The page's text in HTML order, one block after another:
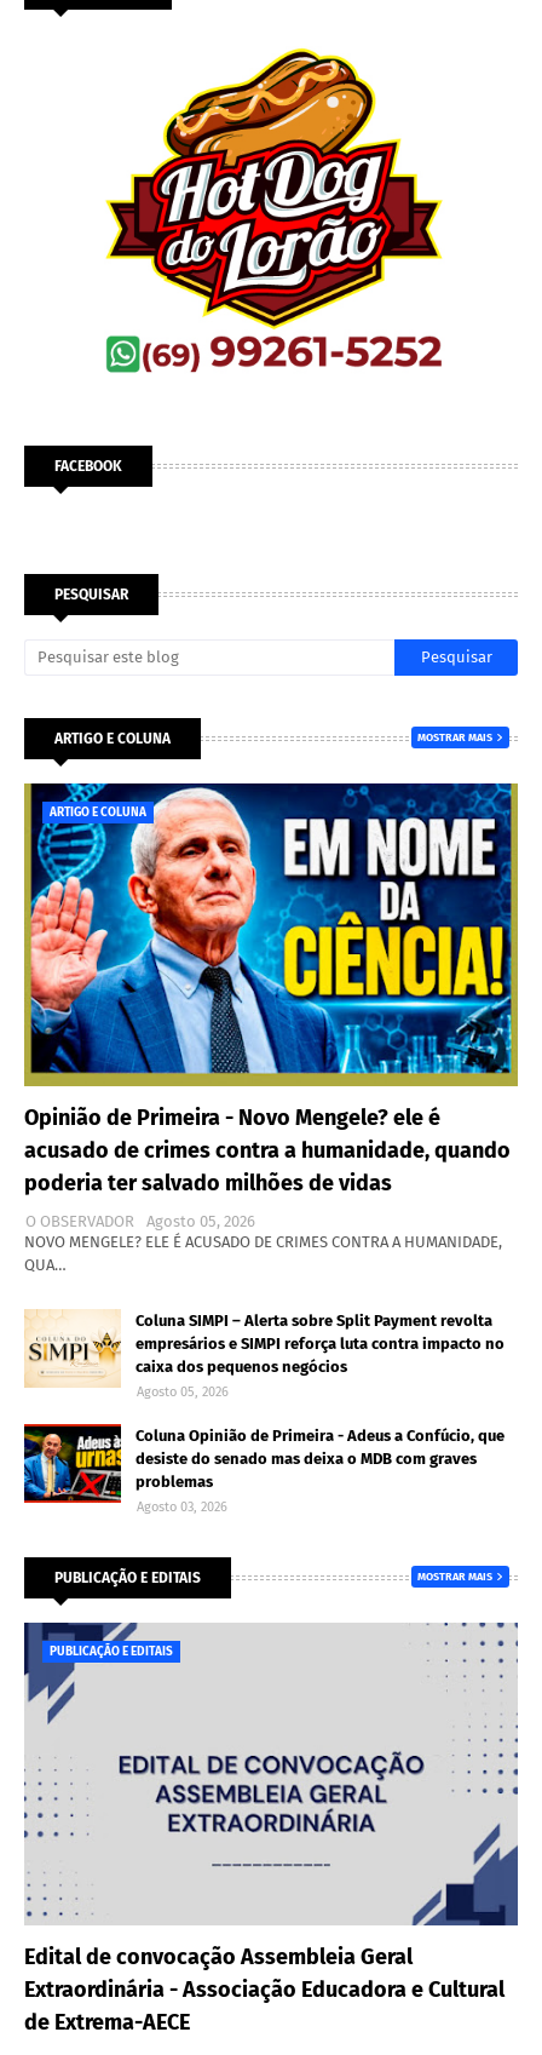
FACEBOOK
PESQUISAR
ARTIGO E COLUNA MOSTRAR MAIS
ARTIGO E COLUNA
Opinião de Primeira - Novo Mengele? ele é
acusado de crimes contra a humanidade, quando
poderia ter salvado milhões de vidas
O OBSERVADOR
Agosto 05, 2026
NOVO MENGELE? ELE É ACUSADO DE CRIMES CONTRA A HUMANIDADE,
QUA…
Coluna SIMPI – Alerta sobre Split Payment revolta
empresários e SIMPI reforça luta contra impacto no
caixa dos pequenos negócios
Agosto 05, 2026
Coluna Opinião de Primeira - Adeus a Confúcio, que
desiste do senado mas deixa o MDB com graves
problemas
Agosto 03, 2026
PUBLICAÇÃO E EDITAIS MOSTRAR MAIS
PUBLICAÇÃO E EDITAIS
Edital de convocação Assembleia Geral
Extraordinária - Associação Educadora e Cultural
de Extrema-AECE